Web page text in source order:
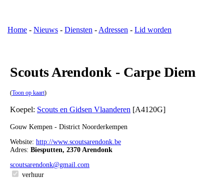
Home - Nieuws - Diensten - Adressen - Lid worden
Scouts Arendonk - Carpe Diem
(Toon op kaart)
Koepel: Scouts en Gidsen Vlaanderen [A4120G]
Gouw Kempen - District Noorderkempen
Website: http://www.scoutsarendonk.be
Adres: Biesputten, 2370 Arendonk
scoutsarendonk@gmail.com
verhuur